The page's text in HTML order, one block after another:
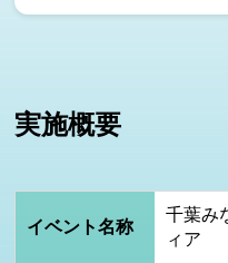
実施概要
イベント名称
千葉み
ィア